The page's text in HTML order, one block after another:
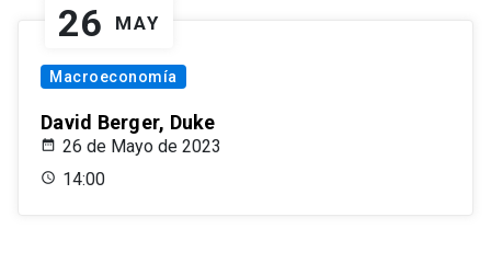
26 MAY
Macroeconomía
David Berger, Duke
26 de Mayo de 2023
14:00